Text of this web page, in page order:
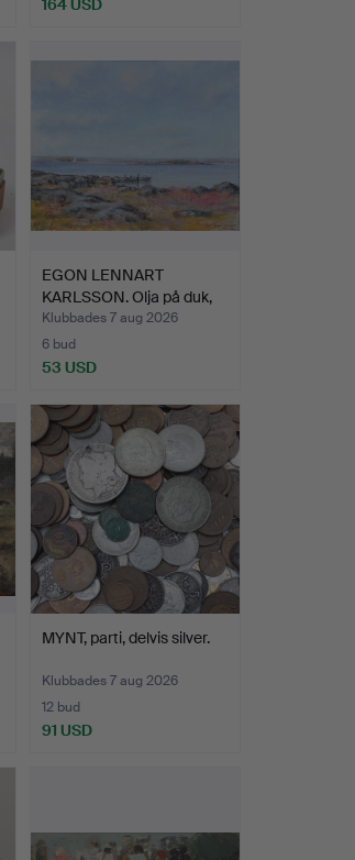
EGON LENNART
KARLSSON. Olja på duk,
kustmo…
Klubbades 7 aug 2026
6 bud
53 USD
MYNT, parti, delvis silver.
Klubbades 7 aug 2026
12 bud
91 USD